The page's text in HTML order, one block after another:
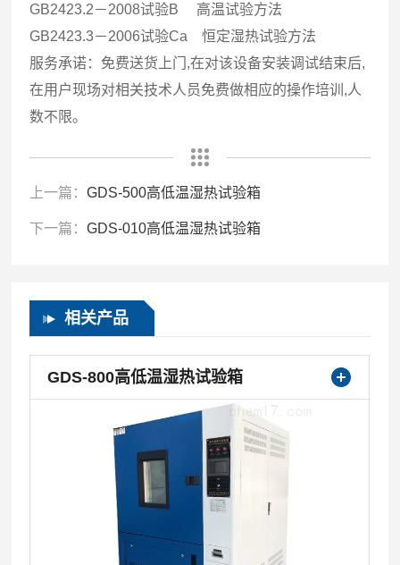
GB2423.2－2008试验B 高温试验方法
GB2423.3－2006试验Ca 恒定湿热试验方法
服务承诺：免费送货上门,在对该设备安装调试结束后,
在用户现场对相关技术人员免费做相应的操作培训,人
数不限。
上一篇：GDS-500高低温湿热试验箱
下一篇：GDS-010高低温湿热试验箱
相关产品
GDS-800高低温湿热试验箱